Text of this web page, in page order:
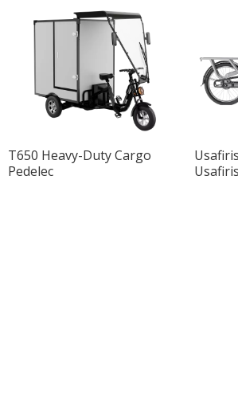
T650 Heavy-Duty Cargo
Pedelec